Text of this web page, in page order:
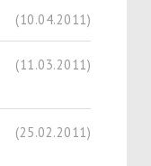
(10.04.2011)
(11.03.2011)
(25.02.2011)